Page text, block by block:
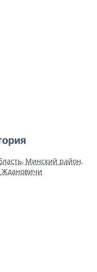
Минский район,
Ждановичи